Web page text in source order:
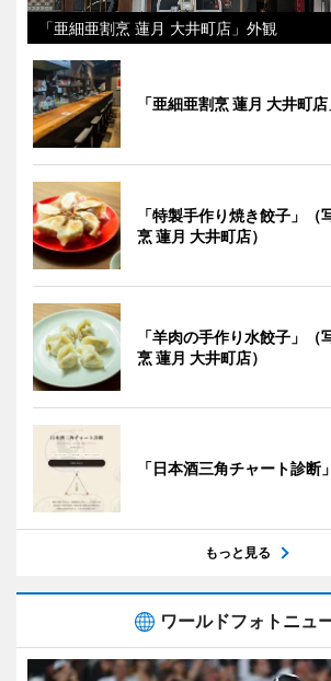
「亜細亜割烹 蓮月 大井町店」外観
「亜細亜割烹 蓮月 大井町
「特製手作り焼き餃子」
烹 蓮月 大井町店）
「羊肉の手作り水餃子」
烹 蓮月 大井町店）
「日本酒三角チャート診断」
もっと見る
ワールドフォトニュ